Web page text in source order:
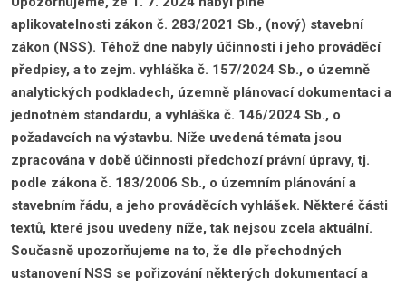
aplikovatelnosti zákon č. 283/2021 Sb., (nový) stavební
zákon (NSS). Téhož dne nabyly účinnosti i jeho prováděcí
předpisy, a to zejm. vyhláška č. 157/2024 Sb., o územně
analytických podkladech, územně plánovací dokumentaci a
jednotném standardu, a vyhláška č. 146/2024 Sb., o
požadavcích na výstavbu. Níže uvedená témata jsou
zpracována v době účinnosti předchozí právní úpravy, tj.
podle zákona č. 183/2006 Sb., o územním plánování a
stavebním řádu, a jeho prováděcích vyhlášek. Některé části
textů, které jsou uvedeny níže, tak nejsou zcela aktuální.
Současně upozorňujeme na to, že dle přechodných
ustanovení NSS se pořizování některých dokumentací a